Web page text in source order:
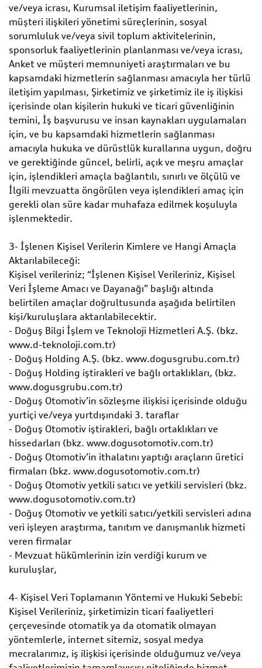
ve/veya icrası, Kurumsal iletişim faaliyetlerinin,
müşteri ilişkileri yönetimi süreçlerinin, sosyal
sorumluluk ve/veya sivil toplum aktivitelerinin,
sponsorluk faaliyetlerinin planlanması ve/veya icrası,
Anket ve müşteri memnuniyeti araştırmaları ve bu
kapsamdaki hizmetlerin sağlanması amacıyla her türlü
iletişim yapılması, Şirketimiz ve şirketimiz ile iş ilişkisi
içerisinde olan kişilerin hukuki ve ticari güvenliğinin
temini, İş başvurusu ve insan kaynakları uygulamaları
için, ve bu kapsamdaki hizmetlerin sağlanması
amacıyla hukuka ve dürüstlük kurallarına uygun, doğru
ve gerektiğinde güncel, belirli, açık ve meşru amaçlar
için, işlendikleri amaçla bağlantılı, sınırlı ve ölçülü ve
İlgili mevzuatta öngörülen veya işlendikleri amaç için
gerekli olan süre kadar muhafaza edilmek koşuluyla
işlenmektedir.
3- İşlenen Kişisel Verilerin Kimlere ve Hangi Amaçla
Aktarılabileceği:
Kişisel verileriniz; “İşlenen Kişisel Verileriniz, Kişisel
Veri İşleme Amacı ve Dayanağı” başlığı altında
belirtilen amaçlar doğrultusunda aşağıda belirtilen
kişi/kuruluşlara aktarılabilecektir.
- Doğuş Bilgi İşlem ve Teknoloji Hizmetleri A.Ş. (bkz.
www.d-teknoloji.com.tr)
- Doğuş Holding A.Ş. (bkz. www.dogusgrubu.com.tr)
- Doğuş Holding iştirakleri ve bağlı ortaklıkları, (bkz.
www.dogusgrubu.com.tr)
- Doğuş Otomotiv’in sözleşme ilişkisi içerisinde olduğu
yurtiçi ve/veya yurtdışındaki 3. taraflar
- Doğuş Otomotiv iştirakleri, bağlı ortaklıkları ve
hissedarları (bkz. www.dogusotomotiv.com.tr)
- Doğuş Otomotiv’in ithalatını yaptığı araçların üretici
firmaları (bkz. www.dogusotomotiv.com.tr)
- Doğuş Otomotiv yetkili satıcı ve yetkili servisleri (bkz.
www.dogusotomotiv.com.tr)
- Doğuş Otomotiv ve yetkili satıcı/yetkili servisleri adına
veri işleyen araştırma, tanıtım ve danışmanlık hizmeti
veren firmalar
- Mevzuat hükümlerinin izin verdiği kurum ve
kuruluşlar,
4- Kişisel Veri Toplamanın Yöntemi ve Hukuki Sebebi:
Kişisel Verileriniz, şirketimizin ticari faaliyetleri
çerçevesinde otomatik ya da otomatik olmayan
yöntemlerle, internet sitemiz, sosyal medya
mecralarımız, iş ilişkisi içerisinde olduğumuz ve/veya